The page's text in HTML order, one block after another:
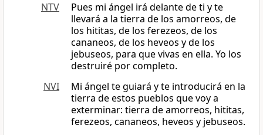
NTV
Pues mi ángel irá delante de ti y te
llevará a la tierra de los amorreos, de
los hititas, de los ferezeos, de los
cananeos, de los heveos y de los
jebuseos, para que vivas en ella. Yo los
destruiré por completo.
NVI
Mi ángel te guiará y te introducirá en la
tierra de estos pueblos que voy a
exterminar: tierra de amorreos, hititas,
ferezeos, cananeos, heveos y jebuseos.